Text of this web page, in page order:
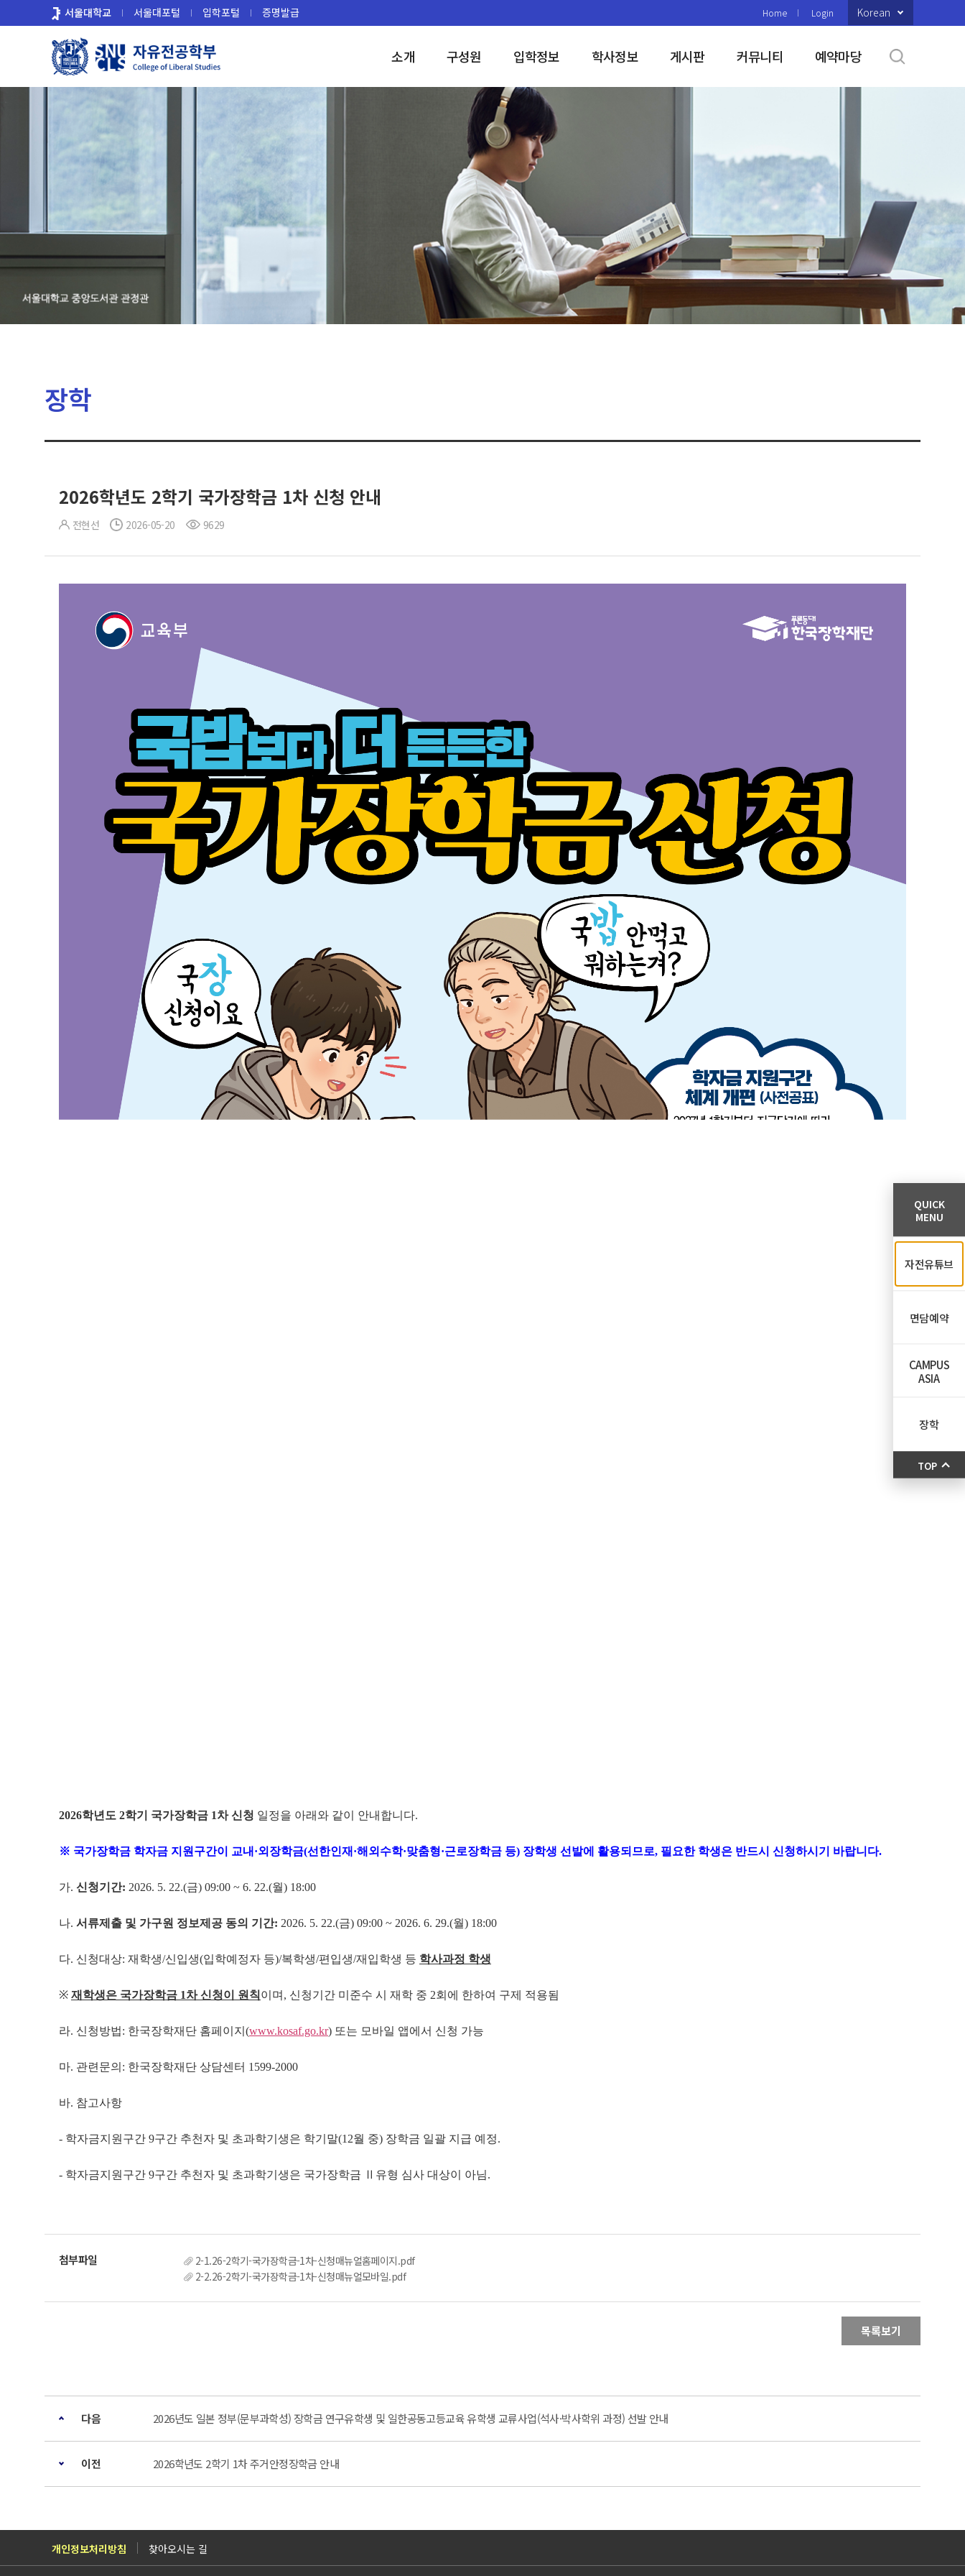
로
서울대학교 서울대포털 입학포털 증명발급 Home Login Korean
소개 구성원 입학정보 학사정보 게시판 커뮤니티 예약마당
장학
2026학년도 2학기 국가장학금 1차 신청 안내
전현선 2026-05-20 9629
2026학년도 2학기 국가장학금 1차 신청 일정을 아래와 같이 안내합니다.
※ 국가장학금 학자금 지원구간이 교내·외장학금(선한인재·해외수학·맞춤형·근로장학금 등) 장학생 선발에 활용되므로, 필요한 학생은 반드시 신청하시기 바랍니다.
가. 신청기간: 2026. 5. 22.(금) 09:00 ~ 6. 22.(월) 18:00
나. 서류제출 및 가구원 정보제공 동의 기간: 2026. 5. 22.(금) 09:00 ~ 2026. 6. 29.(월) 18:00
다. 신청대상: 재학생/신입생(입학예정자 등)/복학생/편입생/재입학생 등 학사과정 학생
※ 재학생은 국가장학금 1차 신청이 원칙이며, 신청기간 미준수 시 재학 중 2회에 한하여 구제 적용됨
라. 신청방법: 한국장학재단 홈페이지(www.kosaf.go.kr) 또는 모바일 앱에서 신청 가능
마. 관련문의: 한국장학재단 상담센터 1599-2000
바. 참고사항
- 학자금지원구간 9구간 추천자 및 초과학기생은 학기말(12월 중) 장학금 일괄 지급 예정.
- 학자금지원구간 9구간 추천자 및 초과학기생은 국가장학금 Ⅱ유형 심사 대상이 아님.
2-1.26-2학기-국가장학금-1차-신청매뉴얼홈페이지.pdf
2-2.26-2학기-국가장학금-1차-신청매뉴얼모바일.pdf
목록보기
다음 2026년도 일본 정부(문부과학성) 장학금 연구유학생 및 일한공동고등교육 유학생 교류사업(석사·박사학위 과정) 선발 안내
이전 2026학년도 2학기 1차 주거안정장학금 안내
개인정보처리방침 찾아오시는 길
QUICK
MENU
자전유튜브
면담예약
CAMPUS
ASIA
장학
TOP